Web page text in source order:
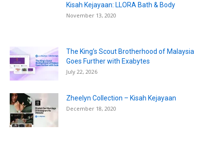
Kisah Kejayaan: LLORA Bath & Body
November 13, 2020
The King’s Scout Brotherhood of Malaysia
Goes Further with Exabytes
July 22, 2026
Zheelyn Collection – Kisah Kejayaan
December 18, 2020